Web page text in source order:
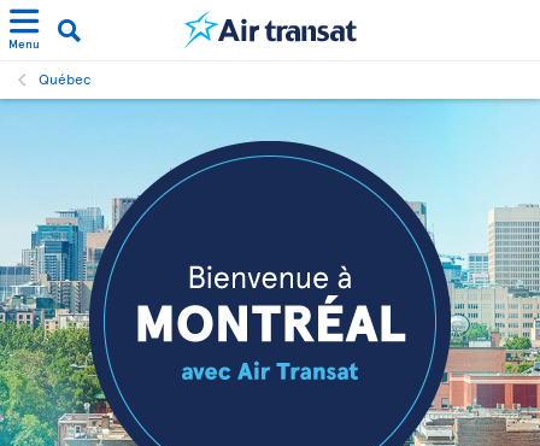
Menu
Québec